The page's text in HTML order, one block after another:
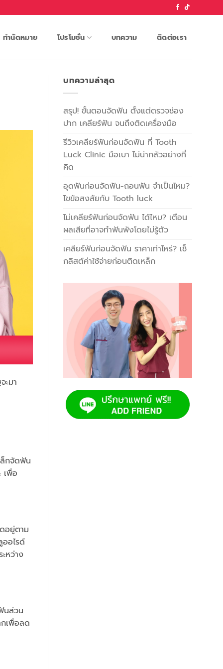
ทำนัดหมาย โปรโมชั่น บทความ ติดต่อเรา
มา
ล็กจัดฟัน
เพื่อ
อยู่ตาม
อไรด์
หว่าง
นส่วน
เพื่อลด
บทความล่าสุด
สรุป! ขั้นตอนจัดฟัน ตั้งแต่ตรวจช่อง
ปาก เคลียร์ฟัน จนถึงติดเครื่องมือ
รีวิวเคลียร์ฟันก่อนจัดฟัน ที่ Tooth
Luck Clinic มือเบา ไม่น่ากลัวอย่างที่
คิด
อุดฟันก่อนจัดฟัน-ถอนฟัน จำเป็นไหม?
ไขข้อสงสัยกับ Tooth luck
ไม่เคลียร์ฟันก่อนจัดฟัน ได้ไหม? เตือน
ผลเสียที่อาจทำฟันพังโดยไม่รู้ตัว
เคลียร์ฟันก่อนจัดฟัน ราคาเท่าไหร่? เช็
กลิสต์ค่าใช้จ่ายก่อนติดเหล็ก